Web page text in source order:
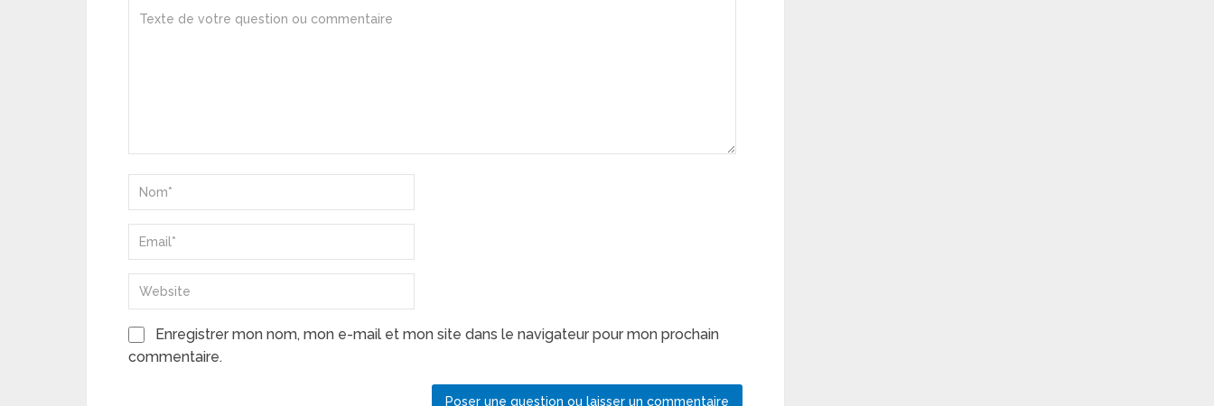
Enregistrer mon nom, mon e-mail et mon site dans le navigateur pour mon prochain
commentaire.